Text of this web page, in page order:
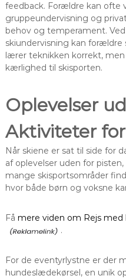
feedback. Forældre kan ofte
gruppeundervisning og
behov og temperament.
skiundervisning kan forældre
lærer teknikken korrekt, men
kærlighed til skisporten.
Oplevelser
Aktiviteter
Når skiene er sat til side for
af oplevelser uden for
mange skisportsområder
hvor både børn og voksne
Få mere viden om Rejs med
.
For de eventyrlystne er der
hundeslædekørsel, en unik